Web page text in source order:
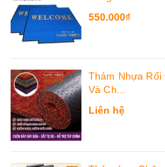
550.000₫
Thảm Nhựa Rối
Và Ch...
Liên hệ